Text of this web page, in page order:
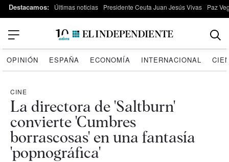
Destacamos: Últimas noticias Presidente Ceuta Juan Jesús Vivas Paz
OPINIÓN ESPAÑA ECONOMÍA INTERNACIONAL
CINE
La directora de 'Saltburn'
convierte 'Cumbres
borrascosas' en una fantasía
'popnográfica'